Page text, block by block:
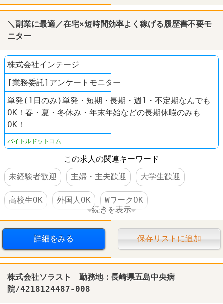
＼副業に最適／在宅×短時間効率よく稼げる履歴書不要モ
ニター
株式会社インテージ
[業務委託]アンケートモニター
単発(1日のみ)単発・短期・長期・週1・不定期なんでも
OK！春・夏・冬休み・年末年始などの長期休暇のみも
OK！
バイトルドットコム
この求人の関連キーワード
未経験者歓迎
主婦・主夫歓迎 大学生歓迎
高校生OK 外国人OK WワークOK
日払い・週払いOK 扶養控除内のオシゴト
学歴不問
続きを表示
詳細をみる 保存リストに追加
株式会社ソラスト 勤務地：長崎県五島中央病
院/4218124487-008